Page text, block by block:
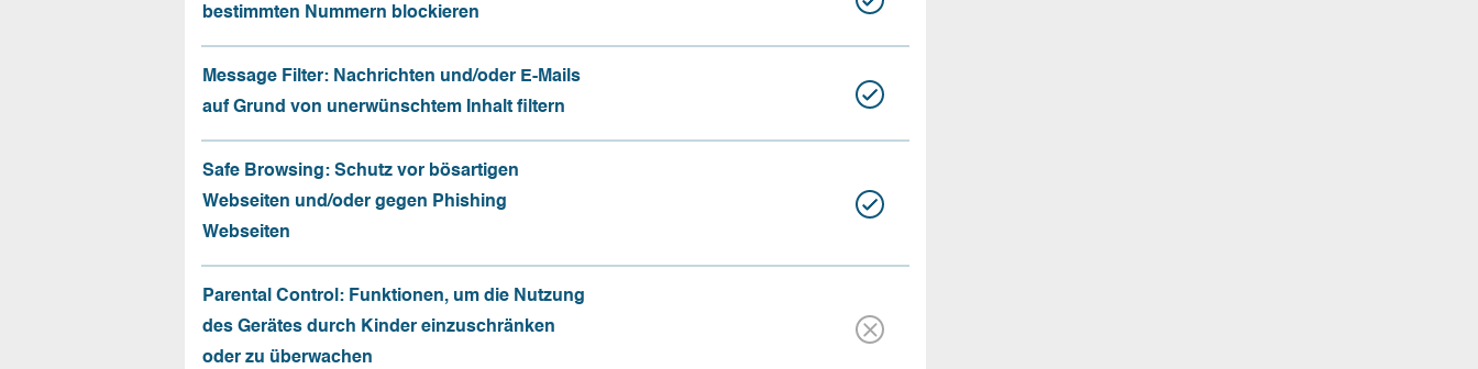
bestimmten Nummern blockieren
Message Filter: Nachrichten und/oder E-Mails
auf Grund von unerwünschtem Inhalt filtern
Safe Browsing: Schutz vor bösartigen
Webseiten und/oder gegen Phishing
Webseiten
Parental Control: Funktionen, um die Nutzung
des Gerätes durch Kinder einzuschränken
oder zu überwachen